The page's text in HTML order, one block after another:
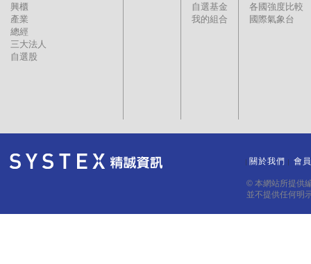
興櫃
產業
總經
三大法人
自選股
自選基金
我的組合
各國強度比較
國際氣象台
關於我們 會
© 本網站所提供
並不提供任何明